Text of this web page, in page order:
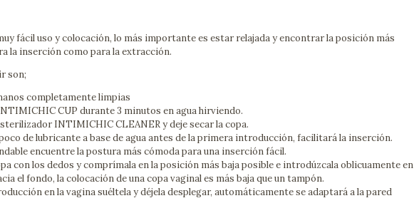
fácil uso y colocación, lo más importante es estar relajada y encontrar la posición más
la inserción como para la extracción.
son;
completamente limpias
CUP durante 3 minutos en agua hirviendo.
INTIMICHIC CLEANER y deje secar la copa.
de lubricante a base de agua antes de la primera introducción, facilitará la inserción.
encuentre la postura más cómoda para una inserción fácil.
con los dedos y comprímala en la posición más baja posible e introdúzcala oblicuamente en
el fondo, la colocación de una copa vaginal es más baja que un tampón.
en la vagina suéltela y déjela desplegar, automáticamente se adaptará a la pared